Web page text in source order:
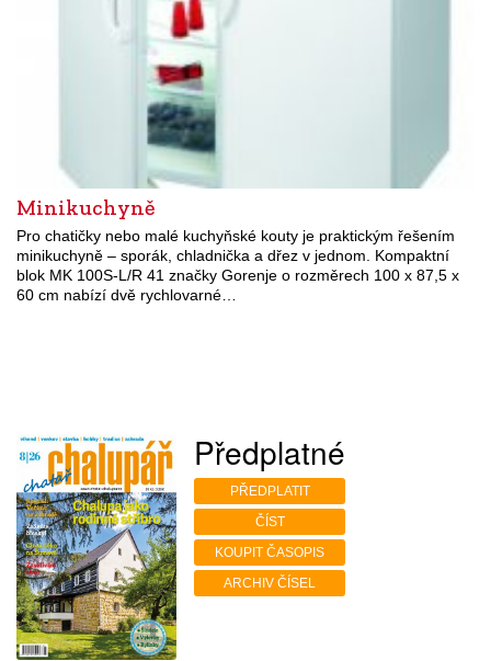
Minikuchyně
Pro chatičky nebo malé kuchyňské kouty je praktickým řešením
minikuchyně – sporák, chladnička a dřez v jednom. Kompaktní
blok MK 100S-L/R 41 značky Gorenje o rozměrech 100 x 87,5 x
60 cm nabízí dvě rychlovarné…
Předplatné
PŘEDPLATIT
ČÍST
KOUPIT ČASOPIS
ARCHIV ČÍSEL